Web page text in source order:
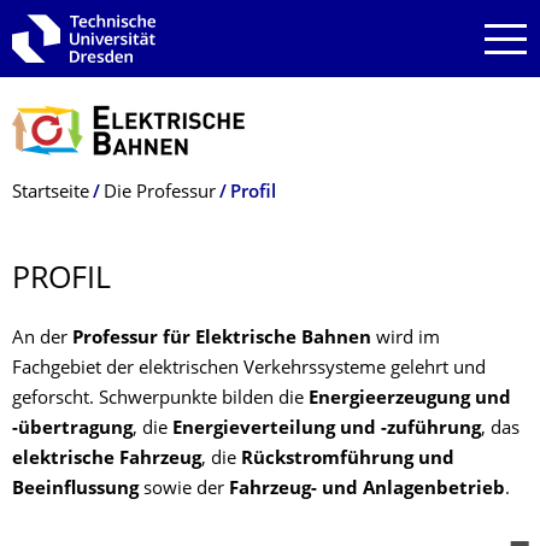
Zur Hauptnavigation springen
Zur Suche springen
Zum Inhalt springen
Breadcrumb-Menü
Startseite Die Professur Profil
PROFIL
An der Professur für Elektrische Bahnen wird im
Fachgebiet der elektrischen Verkehrssysteme gelehrt und
geforscht. Schwerpunkte bilden die Energieerzeugung und
-übertragung, die Energieverteilung und -zuführung, das
elektrische Fahrzeug, die Rückstromführung und
Beeinflussungsowie der Fahrzeug- und Anlagenbetrieb.